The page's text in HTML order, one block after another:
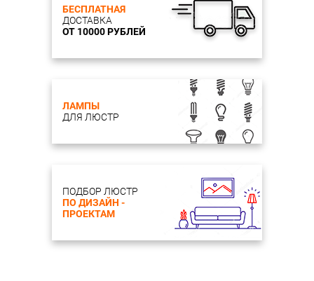
БЕСПЛАТНАЯ
ДОСТАВКА
ОТ 10000 РУБЛЕЙ
ЛАМПЫ
ДЛЯ ЛЮСТР
ПОДБОР ЛЮСТР
ПО ДИЗАЙН -
ПРОЕКТАМ